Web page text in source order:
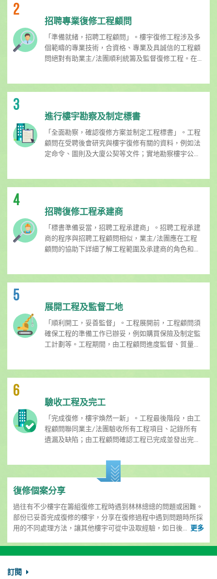
2
招聘專業復修工程顧問
「準備就緒，招聘工程顧問」。樓宇復修工程涉及多
個範疇的專業技術，合資格、專業及具誠信的工程顧
問絕對有助業主/法團順利統籌及監督復修工程。在...
3
進行樓宇勘察及制定標書
「全面勘察，確認復修方案並制定工程標書」。工程
顧問在受聘後會研究與樓宇復修有關的資料，例如法
定命令、圖則及大廈公契等文件；實地勘察樓宇公...
4
招聘復修工程承建商
「標書準備妥當，招聘工程承建商」。招聘工程承建
商的程序與招聘工程顧問相似，業主/法團應在工程
顧問的協助下詳細了解工程範圍及承建商的角色和...
5
展開工程及監督工地
「順利開工，妥善監督」。工程展開前，工程顧問須
確保工程的準備工作已辦妥，例如購買保險及制定監
工計劃等。工程期間，由工程顧問進度監督、質量...
6
驗收工程及完工
「完成復修，樓宇煥然一新」。工程最後階段，由工
程顧問聯同業主/法團驗收所有工程項目、記錄所有
遺漏及缺陷；由工程顧問確認工程已完成並發出完...
復修個案分享
過往有不少樓宇在籌組復修工程時遇到林林總總的問題或困難。
部份已妥善完成復修的樓宇，分享在復修過程中遇到問題時所採
用的不同處理方法，讓其他樓宇可從中汲取經驗，如日後... 更多
訂閱